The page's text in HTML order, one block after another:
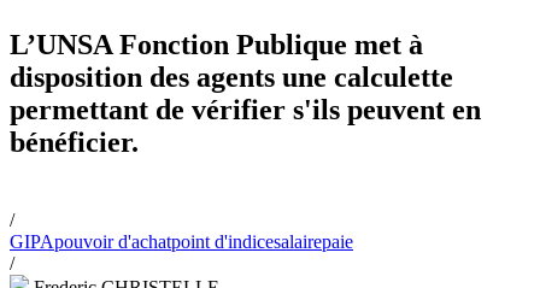
L’UNSA Fonction Publique met à
disposition des agents une calculette
permettant de vérifier s'ils peuvent en
bénéficier.
/
GIPApouvoir d'achatpoint d'indicesalairepaie
/